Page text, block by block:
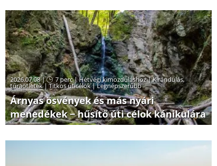
2026.07.08 | 7 perc|Hétvégi kimozduláshoz|Kirándulás,
túraötletek|Titkos úticélok|Legnépszerűbb
Árnyas ösvények és más nyári
menedékek − hűsítő úti célok kánikulára